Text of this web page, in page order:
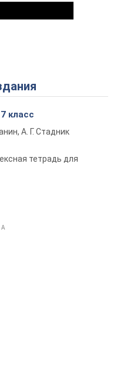
Video
класс
А. Г. Стадник
тетрадь для